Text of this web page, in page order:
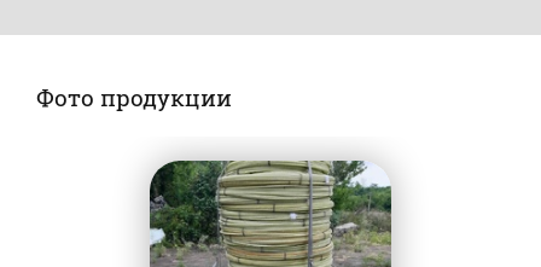
Фото продукции